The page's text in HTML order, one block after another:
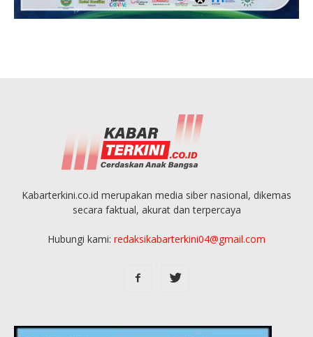
Kabarterkini.co.id merupakan media siber nasional, dikemas
secara faktual, akurat dan terpercaya
Hubungi kami: redaksikabarterkini04@gmail.com